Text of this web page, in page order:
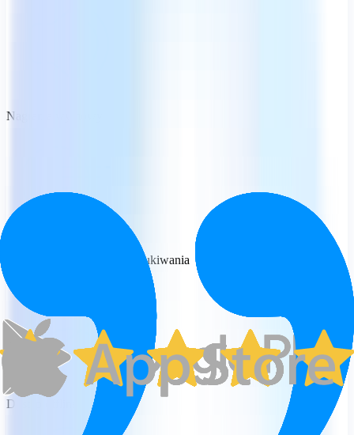
Nagrania wymowy
Zaawansowane opcje wyszukiwania
Dostęp offline